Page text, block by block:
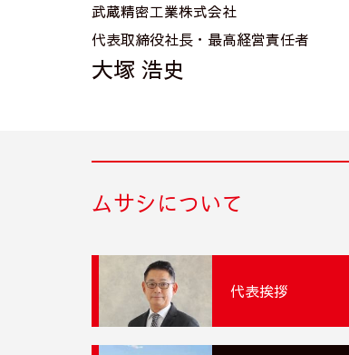
武蔵精密工業株式会社
代表取締役社長・最高経営責任者
大塚 浩史
ムサシについて
代表挨拶